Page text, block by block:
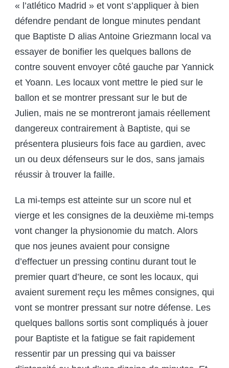
« l’atlético Madrid » et vont s’appliquer à bien
défendre pendant de longue minutes pendant
que Baptiste D alias Antoine Griezmann local va
essayer de bonifier les quelques ballons de
contre souvent envoyer côté gauche par Yannick
et Yoann. Les locaux vont mettre le pied sur le
ballon et se montrer pressant sur le but de
Julien, mais ne se montreront jamais réellement
dangereux contrairement à Baptiste, qui se
présentera plusieurs fois face au gardien, avec
un ou deux défenseurs sur le dos, sans jamais
réussir à trouver la faille.
La mi-temps est atteinte sur un score nul et
vierge et les consignes de la deuxième mi-temps
vont changer la physionomie du match. Alors
que nos jeunes avaient pour consigne
d’effectuer un pressing continu durant tout le
premier quart d’heure, ce sont les locaux, qui
avaient surement reçu les mêmes consignes, qui
vont se montrer pressant sur notre défense. Les
quelques ballons sortis sont compliqués à jouer
pour Baptiste et la fatigue se fait rapidement
ressentir par un pressing qui va baisser